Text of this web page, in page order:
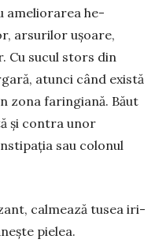
amelio­rarea he­
arsu­rilor ușoare,
Cu sucul stors din
atunci când există
zona faringiană. Băut
și contra unor
sau co­lonul
calmează tusea iri­­
pielea.